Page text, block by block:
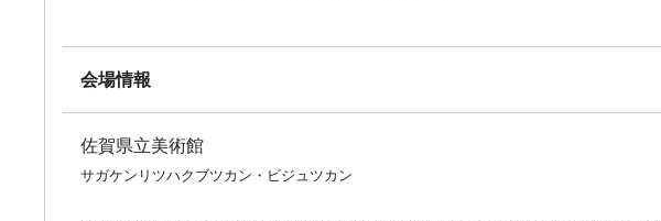
会場情報
佐賀県立美術館
サガケンリツハクブツカン・ビジュツカン